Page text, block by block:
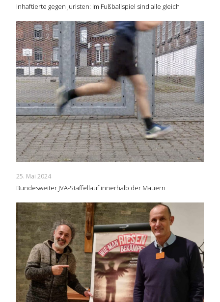
Inhaftierte gegen Juristen: Im Fußballspiel sind alle gleich
25. Mai 2024
Bundesweiter JVA-Staffellauf innerhalb der Mauern